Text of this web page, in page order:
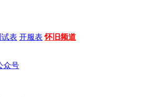
表 开服表 怀旧频道
众号